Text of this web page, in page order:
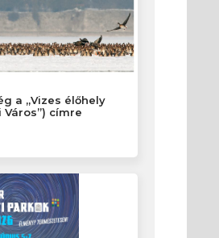
a „Vizes élőhely
Város”) címre